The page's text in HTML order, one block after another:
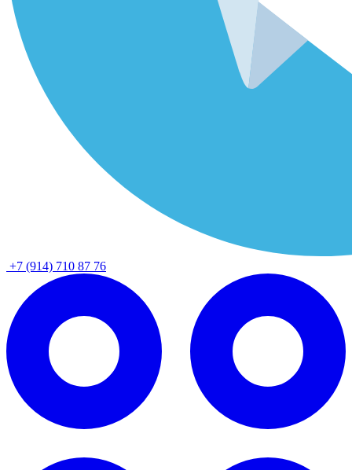
+7 (914) 710 87 76